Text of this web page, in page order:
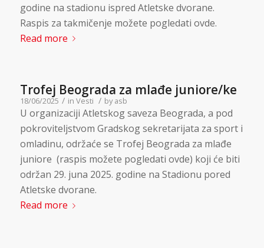
godine na stadionu ispred Atletske dvorane.
Raspis za takmičenje možete pogledati ovde.
Read more
Trofej Beograda za mlađe juniore/ke
18/06/2025 / in Vesti / byasb
U organizaciji Atletskog saveza Beograda, a pod
pokroviteljstvom Gradskog sekretarijata za sport i
omladinu, održaće se Trofej Beograda za mlađe
juniore (raspis možete pogledati ovde) koji će biti
održan 29. juna 2025. godine na Stadionu pored
Atletske dvorane.
Read more